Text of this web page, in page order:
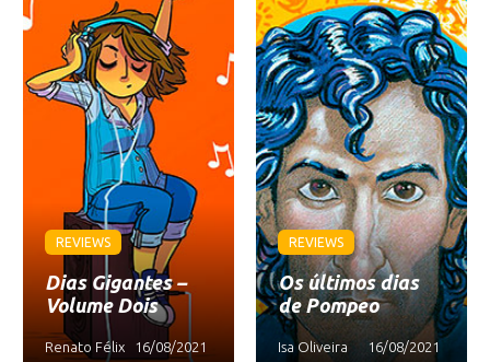
REVIEWS
Dias Gigantes –
Volume Dois
Renato Félix 16/08/2021
REVIEWS
Os últimos dias
de Pompeo
Isa Oliveira 16/08/2021